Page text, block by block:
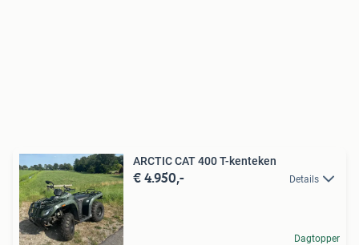
ARCTIC CAT 400 T-kenteken
€ 4.950,- Details
Dagtopper